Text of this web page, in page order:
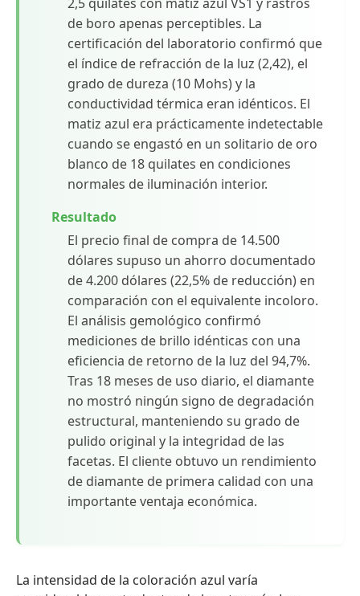
de boro apenas perceptibles. La
certificación del laboratorio confirmó que
el índice de refracción de la luz (2,42), el
grado de dureza (10 Mohs) y la
conductividad térmica eran idénticos. El
matiz azul era prácticamente indetectable
cuando se engastó en un solitario de oro
blanco de 18 quilates en condiciones
normales de iluminación interior.
Resultado
El precio final de compra de 14.500
dólares supuso un ahorro documentado
de 4.200 dólares (22,5% de reducción) en
comparación con el equivalente incoloro.
El análisis gemológico confirmó
mediciones de brillo idénticas con una
eficiencia de retorno de la luz del 94,7%.
Tras 18 meses de uso diario, el diamante
no mostró ningún signo de degradación
estructural, manteniendo su grado de
pulido original y la integridad de las
facetas. El cliente obtuvo un rendimiento
de diamante de primera calidad con una
importante ventaja económica.
La intensidad de la coloración azul varía